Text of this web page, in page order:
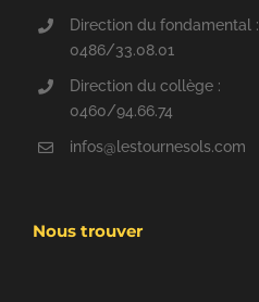
Direction du fondamental :
0486/33.08.01
Direction du collège :
0460/94.66.74
infos@lestournesols.com
Nous trouver